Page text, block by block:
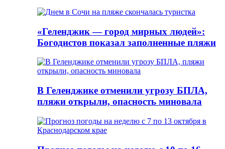
«Геленджик — город мирных людей»:
Богодистов показал заполненные пляжи
В Геленджике отменили угрозу БПЛА,
пляжи открыли, опасность миновала